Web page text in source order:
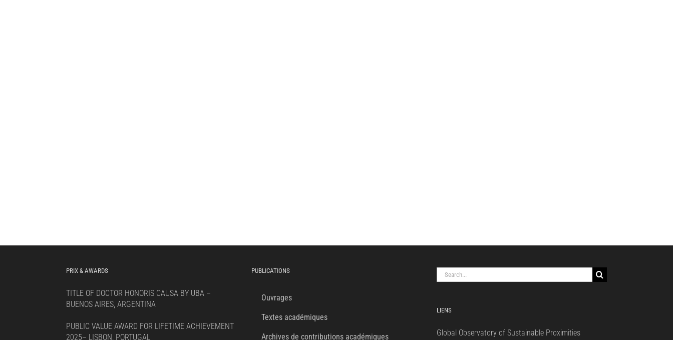
PRIX & AWARDS
TITLE OF DOCTOR HONORIS CAUSA BY UBA –
BUENOS AIRES, ARGENTINA
PUBLIC VALUE AWARD FOR LIFETIME ACHIEVEMENT
2025– LISBON, PORTUGAL
PUBLICATIONS
Ouvrages
Textes académiques
Archives de contributions académiques
Search
for:
LIENS
Global Observatory of Sustainable Proximities